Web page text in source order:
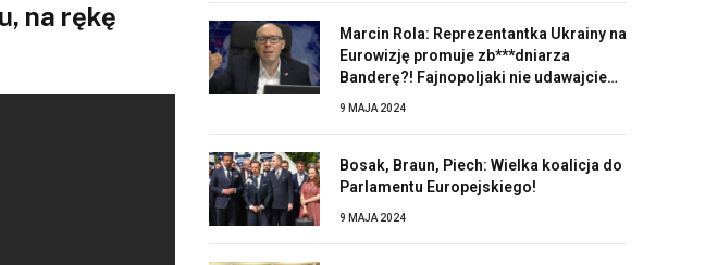
na rękę
Marcin Rola: Reprezentantka Ukrainy na
Eurowizję promuje zb***dniarza
Banderę?! Fajnopoljaki nie udawajcie
9 MAJA 2024
Bosak, Braun, Piech: Wielka koalicja do
Parlamentu Europejskiego!
9 MAJA 2024